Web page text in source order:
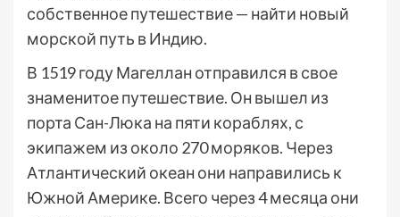
собственное путешествие — найти новый
морской путь в Индию.
В 1519 году Магеллан отправился в свое
знаменитое путешествие. Он вышел из
порта Сан-Люка на пяти кораблях, с
экипажем из около 270 моряков. Через
Атлантический океан они направились к
Южной Америке. Всего через 4 месяца они